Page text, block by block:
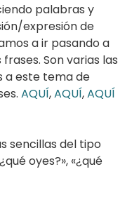
palabras y
expresión de
a ir pasando a
Son varias las
a este tema de
AQUÍ,AQUÍ,AQUÍ
sencillas del tipo
oyes?», «¿qué